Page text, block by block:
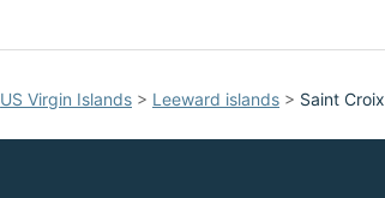
US Virgin Islands > Leeward islands > Saint Croix